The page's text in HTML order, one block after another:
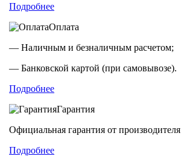
Подробнее
Оплата
— Наличным и безналичным расчетом;
— Банковской картой (при самовывозе).
Подробнее
Гарантия
Официальная гарантия от производителя
Подробнее